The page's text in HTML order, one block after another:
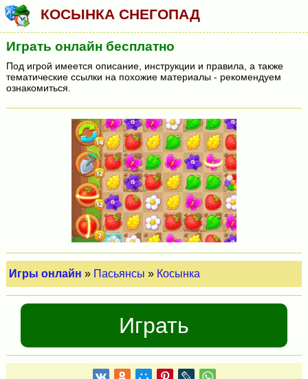
КОСЫНКА СНЕГОПАД
Играть онлайн бесплатно
Под игрой имеется описание, инструкции и правила, а также
тематические ссылки на похожие материалы - рекомендуем
ознакомиться.
Игры онлайн » Пасьянсы » Косынка
Играть